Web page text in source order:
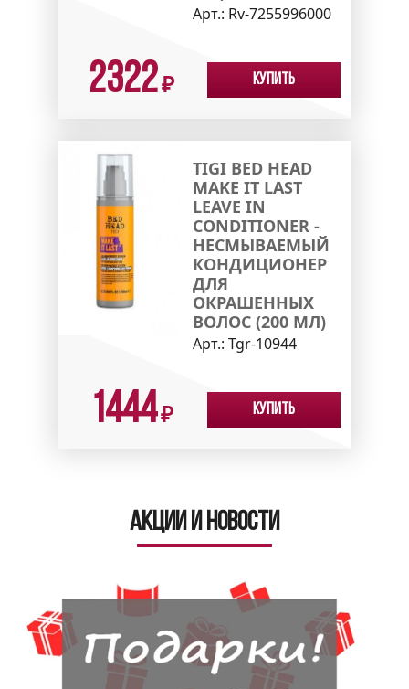
Арт.: Rv-7255996000
2322₽ Купить
TIGI BED HEAD
MAKE IT LAST
LEAVE IN
CONDITIONER -
НЕСМЫВАЕМЫЙ
КОНДИЦИОНЕР
ДЛЯ
ОКРАШЕННЫХ
ВОЛОС (200 МЛ)
Арт.: Tgr-10944
1444₽ Купить
Акции и новости